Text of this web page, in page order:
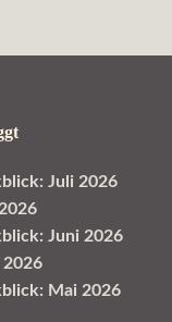
Juli 2026
Juni 2026
2026
Mai 2026